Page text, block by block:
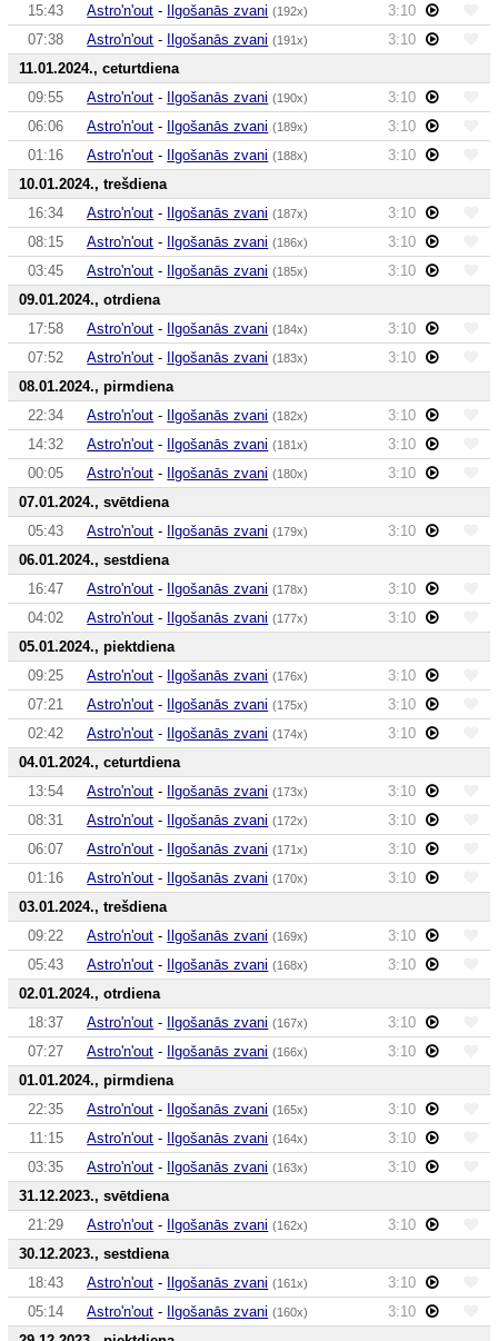
15:43
Astro'n'out - Ilgošanās zvani (192x)
3:10
07:38
Astro'n'out - Ilgošanās zvani (191x)
3:10
11.01.2024., ceturtdiena
09:55
Astro'n'out - Ilgošanās zvani (190x)
3:10
06:06
Astro'n'out - Ilgošanās zvani (189x)
3:10
01:16
Astro'n'out - Ilgošanās zvani (188x)
3:10
10.01.2024., trešdiena
16:34
Astro'n'out - Ilgošanās zvani (187x)
3:10
08:15
Astro'n'out - Ilgošanās zvani (186x)
3:10
03:45
Astro'n'out - Ilgošanās zvani (185x)
3:10
09.01.2024., otrdiena
17:58
Astro'n'out - Ilgošanās zvani (184x)
3:10
07:52
Astro'n'out - Ilgošanās zvani (183x)
3:10
08.01.2024., pirmdiena
22:34
Astro'n'out - Ilgošanās zvani (182x)
3:10
14:32
Astro'n'out - Ilgošanās zvani (181x)
3:10
00:05
Astro'n'out - Ilgošanās zvani (180x)
3:10
07.01.2024., svētdiena
05:43
Astro'n'out - Ilgošanās zvani (179x)
3:10
06.01.2024., sestdiena
16:47
Astro'n'out - Ilgošanās zvani (178x)
3:10
04:02
Astro'n'out - Ilgošanās zvani (177x)
3:10
05.01.2024., piektdiena
09:25
Astro'n'out - Ilgošanās zvani (176x)
3:10
07:21
Astro'n'out - Ilgošanās zvani (175x)
3:10
02:42
Astro'n'out - Ilgošanās zvani (174x)
3:10
04.01.2024., ceturtdiena
13:54
Astro'n'out - Ilgošanās zvani (173x)
3:10
08:31
Astro'n'out - Ilgošanās zvani (172x)
3:10
06:07
Astro'n'out - Ilgošanās zvani (171x)
3:10
01:16
Astro'n'out - Ilgošanās zvani (170x)
3:10
03.01.2024., trešdiena
09:22
Astro'n'out - Ilgošanās zvani (169x)
3:10
05:43
Astro'n'out - Ilgošanās zvani (168x)
3:10
02.01.2024., otrdiena
18:37
Astro'n'out - Ilgošanās zvani (167x)
3:10
07:27
Astro'n'out - Ilgošanās zvani (166x)
3:10
01.01.2024., pirmdiena
22:35
Astro'n'out - Ilgošanās zvani (165x)
3:10
11:15
Astro'n'out - Ilgošanās zvani (164x)
3:10
03:35
Astro'n'out - Ilgošanās zvani (163x)
3:10
31.12.2023., svētdiena
21:29
Astro'n'out - Ilgošanās zvani (162x)
3:10
30.12.2023., sestdiena
18:43
Astro'n'out - Ilgošanās zvani (161x)
3:10
05:14
Astro'n'out - Ilgošanās zvani (160x)
3:10